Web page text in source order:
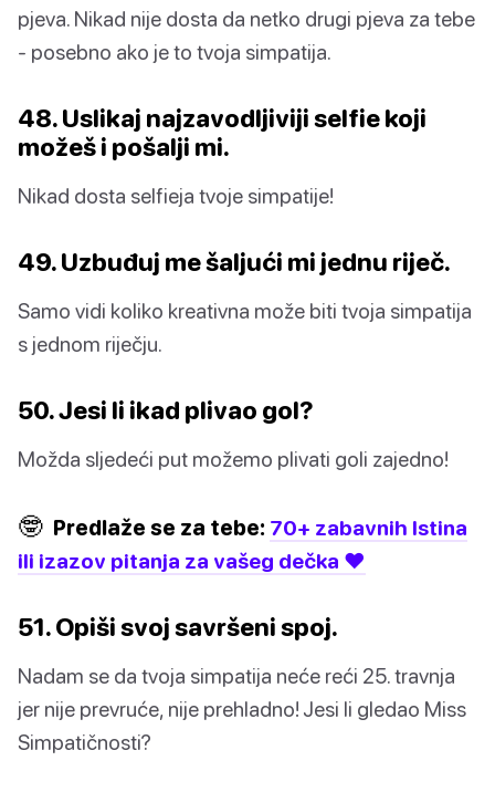
pjeva. Nikad nije dosta da netko drugi pjeva za tebe
- posebno ako je to tvoja simpatija.
48. Uslikaj najzavodljiviji selfie koji
možeš i pošalji mi.
Nikad dosta selfieja tvoje simpatije!
49. Uzbuđuj me šaljući mi jednu riječ.
Samo vidi koliko kreativna može biti tvoja simpatija
s jednom riječju.
50. Jesi li ikad plivao gol?
Možda sljedeći put možemo plivati goli zajedno!
🤓 Predlaže se za tebe: 70+ zabavnih Istina
ili izazov pitanja za vašeg dečka ❤️
51. Opiši svoj savršeni spoj.
Nadam se da tvoja simpatija neće reći 25. travnja
jer nije prevruće, nije prehladno! Jesi li gledao Miss
Simpatičnosti?